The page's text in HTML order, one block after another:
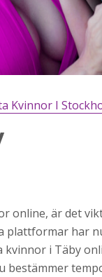
Kvinnor I
online, är det
plattformar har
kvinnor i Täby